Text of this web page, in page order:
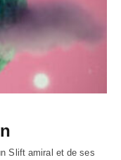
Slift amiral et de ses